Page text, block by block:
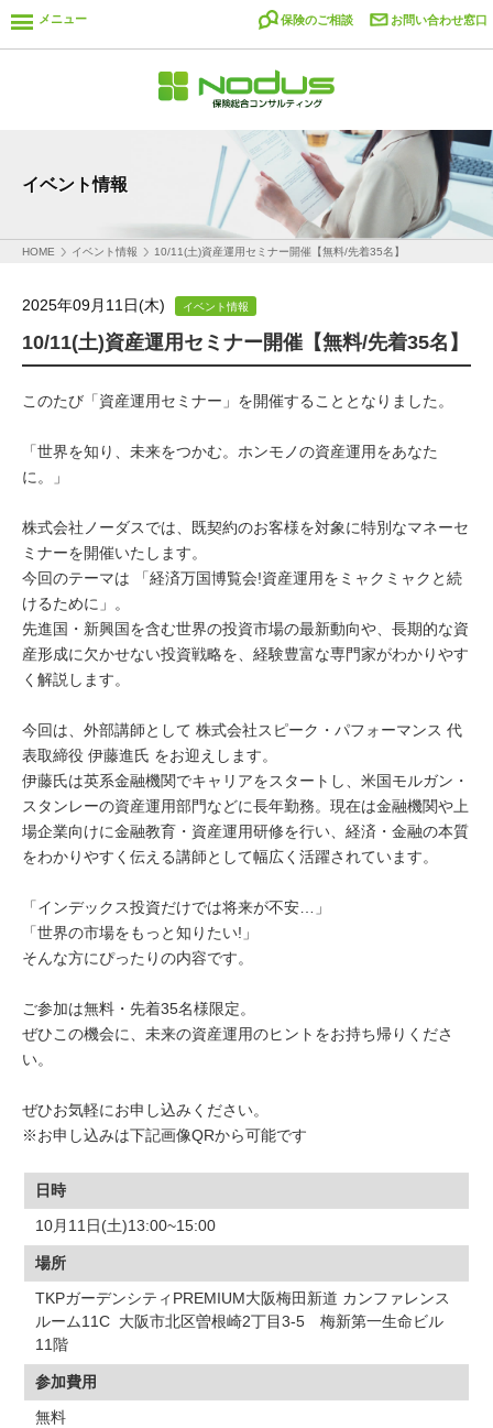
メニュー 保険のご相談 お問い合わせ窓口
イベント情報
HOME イベント情報 10/11(土)資産運用セミナー開催【無料/先着35名】
2025年09月11日(木) イベント情報
10/11(土)資産運用セミナー開催【無料/先着35名】
このたび「資産運用セミナー」を開催することとなりました。
「世界を知り、未来をつかむ。ホンモノの資産運用をあなた
に。」
株式会社ノーダスでは、既契約のお客様を対象に特別なマネーセ
ミナーを開催いたします。
今回のテーマは 「経済万国博覧会!資産運用をミャクミャクと続
けるために」。
先進国・新興国を含む世界の投資市場の最新動向や、長期的な資
産形成に欠かせない投資戦略を、経験豊富な専門家がわかりやす
く解説します。
今回は、外部講師として 株式会社スピーク・パフォーマンス 代
表取締役 伊藤進氏 をお迎えします。
伊藤氏は英系金融機関でキャリアをスタートし、米国モルガン・
スタンレーの資産運用部門などに長年勤務。現在は金融機関や上
場企業向けに金融教育・資産運用研修を行い、経済・金融の本質
をわかりやすく伝える講師として幅広く活躍されています。
「インデックス投資だけでは将来が不安…」
「世界の市場をもっと知りたい!」
そんな方にぴったりの内容です。
ご参加は無料・先着35名様限定。
ぜひこの機会に、未来の資産運用のヒントをお持ち帰りくださ
い。
ぜひお気軽にお申し込みください。
※お申し込みは下記画像QRから可能です
日時
10月11日(土)13:00~15:00
場所
TKPガーデンシティPREMIUM大阪梅田新道 カンファレンス
ルーム11C ​ 大阪市北区曽根崎2丁目3-5 梅新第一生命ビル
11階
参加費用
無料